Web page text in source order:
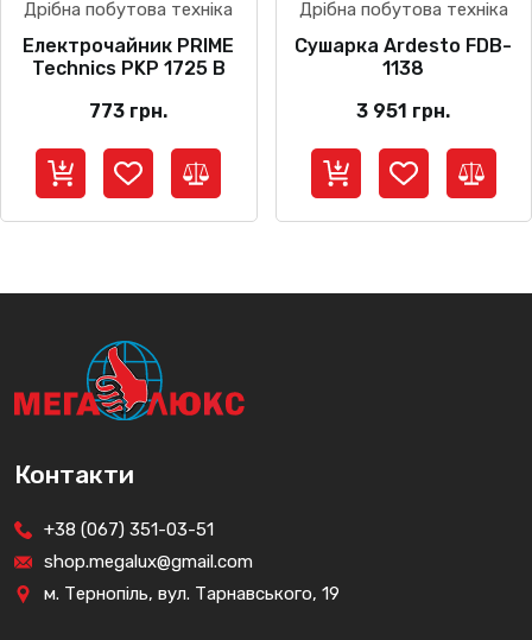
Дрібна побутова техніка
Електрочайник PRIME
Technics PKP 1725 B
773 грн.
Дрібна побутова техніка
Сушарка Ardesto FDB-
1138
3 951 грн.
Контакти
+38 (067) 351-03-51
shop.megalux@gmail.com
м. Тернопіль, вул. Тарнавського, 19